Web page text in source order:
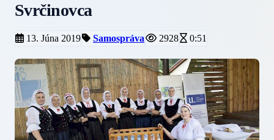
Svrčinovca
13. Júna 2019 Samospráva 2928 0:51